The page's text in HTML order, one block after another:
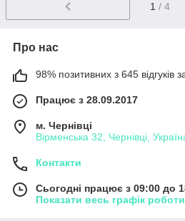
1 / 4
Про нас
98% позитивних з 645 відгуків
Працює з 28.09.2017
м. Чернівці
Вірменська 32, Чернівці,
Контакти
Сьогодні працює з 09:00 до
Показати весь графік роботи